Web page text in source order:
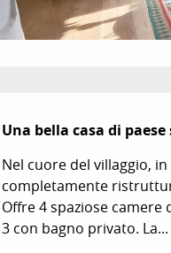
Una bella casa di
Nel cuore del villaggio,
completamente
Offre 4 spaziose camere
3 con bagno privato. La...